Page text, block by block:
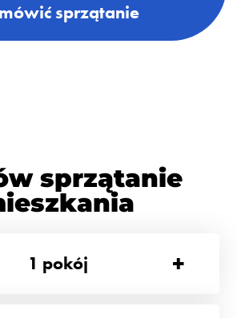
sprzątanie
sprzątanie
1 pokój +